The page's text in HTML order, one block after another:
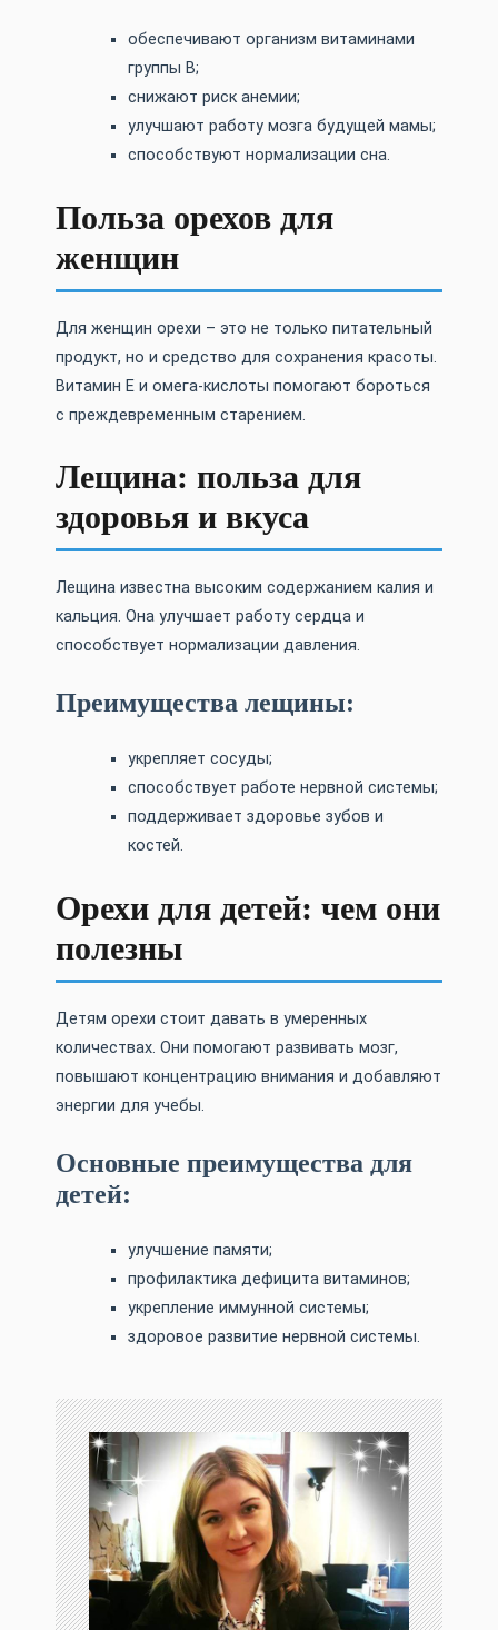
обеспечивают организм витаминами
группы B;
снижают риск анемии;
улучшают работу мозга будущей мамы;
способствуют нормализации сна.
Польза орехов для
женщин
Для женщин орехи – это не только питательный
продукт, но и средство для сохранения красоты.
Витамин Е и омега-кислоты помогают бороться
с преждевременным старением.
Лещина: польза для
здоровья и вкуса
Лещина известна высоким содержанием калия и
кальция. Она улучшает работу сердца и
способствует нормализации давления.
Преимущества лещины:
укрепляет сосуды;
способствует работе нервной системы;
поддерживает здоровье зубов и
костей.
Орехи для детей: чем они
полезны
Детям орехи стоит давать в умеренных
количествах. Они помогают развивать мозг,
повышают концентрацию внимания и добавляют
энергии для учебы.
Основные преимущества для
детей:
улучшение памяти;
профилактика дефицита витаминов;
укрепление иммунной системы;
здоровое развитие нервной системы.